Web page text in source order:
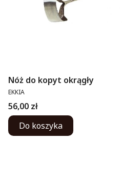
Nóż do kopyt okrągły
PRODUCENT
EKKIA
Cena
56,00 zł
Do koszyka